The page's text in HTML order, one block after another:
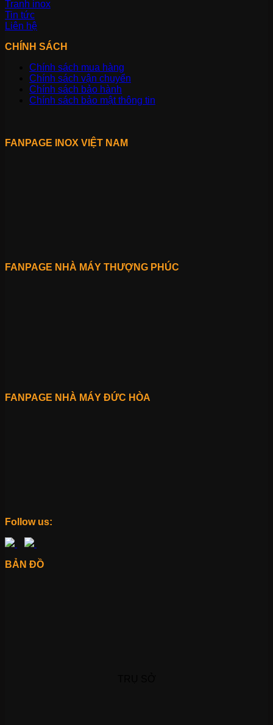
Tranh inox
Tin tức
Liên hệ
CHÍNH SÁCH
Chính sách mua hàng
Chính sách vận chuyển
Chính sách bảo hành
Chính sách bảo mật thông tin
FANPAGE INOX VIỆT NAM
FANPAGE NHÀ MÁY THƯỢNG PHÚC
FANPAGE NHÀ MÁY ĐỨC HÒA
Follow us:
BẢN ĐỒ